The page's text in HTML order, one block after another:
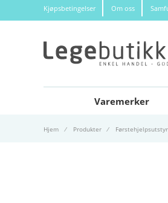
Kjøpsbetingelser Om oss
Varemerker
Hjem Produkter Førstehjelpsutstyr